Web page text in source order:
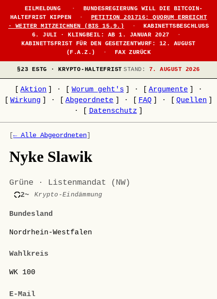
EILMELDUNG ·
BUNDESREGIERUNG WILL DIE BITCOIN-
HALTEFRIST KIPPEN
·
PETITION 201716: QUORUM ERREICHT
· WEITER MITZEICHNEN (BIS 15.9.)
·
KABINETTSBESCHLUSS
6. JULI · KLINGBEIL: AB 1. JANUAR 2027
·
KABINETTSFRIST FÜR DEN GESETZENTWURF: 12. AUGUST
(F.A.Z.)
· FAX ZURÜCK
§23 ESTG · KRYPTO-HALTEFRIST STAND: 7. AUGUST 2026
Aktion · Worum geht's · Argumente
·
Wirkung · Abgeordnete · FAQ · Quellen
·
Datenschutz
[← Alle Abgeordneten]
Nyke Slawik
Grüne · Listenmandat (NW)
2~ Krypto-Eindämmung
Bundesland
Nordrhein-Westfalen
Wahlkreis
WK 100
E-Mail